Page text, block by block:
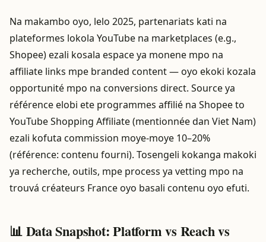
Na makambo oyo, lelo 2025, partenariats kati na
plateformes lokola YouTube na marketplaces (e.g.,
Shopee) ezali kosala espace ya monene mpo na
affiliate links mpe branded content — oyo ekoki kozala
opportunité mpo na conversions direct. Source ya
référence elobi ete programmes affilié na Shopee to
YouTube Shopping Affiliate (mentionnée dan Viet Nam)
ezali kofuta commission moye‑moye 10–20%
(référence: contenu fourni). Tosengeli kokanga makoki
ya recherche, outils, mpe process ya vetting mpo na
trouvá créateurs France oyo basali contenu oyo efuti.
📊 Data Snapshot: Platform vs Reach vs